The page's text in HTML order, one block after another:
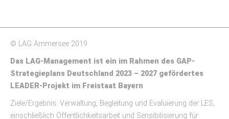
© LAG Ammersee 2019
Das LAG-Management ist ein im Rahmen des GAP-
Strategieplans Deutschland 2023 – 2027 gefördertes
LEADER-Projekt im Freistaat Bayern
Ziele/Ergebnis: Verwaltung, Begleitung und Evaluierung der LES,
einschließlich Öffentlichkeitsarbeit und Sensibilisierung für